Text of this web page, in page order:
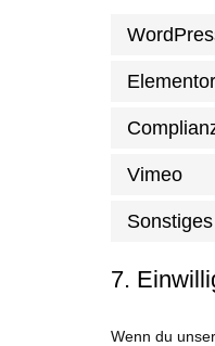
Elementor
Vimeo
Sonstiges
7.
Wenn du